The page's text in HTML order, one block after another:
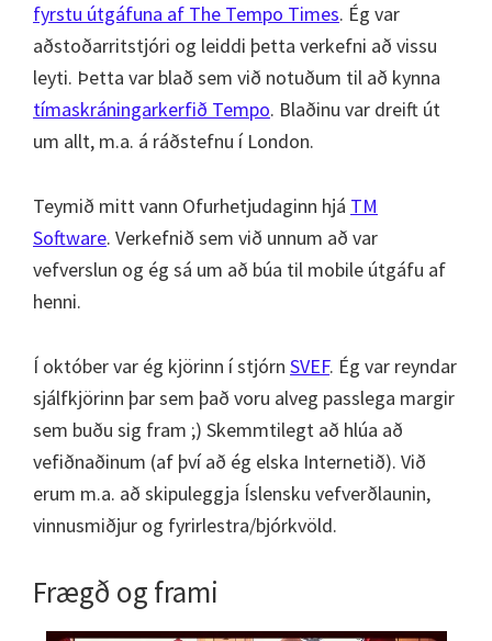
fyrstu útgáfuna af The Tempo Times. Ég var
aðstoðarritstjóri og leiddi þetta verkefni að vissu
leyti. Þetta var blað sem við notuðum til að kynna
tímaskráningarkerfið Tempo. Blaðinu var dreift út
um allt, m.a. á ráðstefnu í London.
Teymið mitt vann Ofurhetjudaginn hjá TM
Software. Verkefnið sem við unnum að var
vefverslun og ég sá um að búa til mobile útgáfu af
henni.
Í október var ég kjörinn í stjórn SVEF. Ég var reyndar
sjálfkjörinn þar sem það voru alveg passlega margir
sem buðu sig fram ;) Skemmtilegt að hlúa að
vefiðnaðinum (af því að ég elska Internetið). Við
erum m.a. að skipuleggja Íslensku vefverðlaunin,
vinnusmiðjur og fyrirlestra/bjórkvöld.
Frægð og frami